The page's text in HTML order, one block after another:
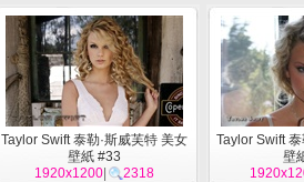
Taylor Swift 泰勒·斯威芙特 美女
壁紙 #33
1920x1200
2318
Taylor Swift
壁